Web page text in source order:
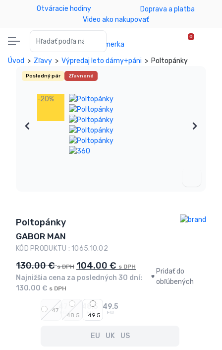
Otváracie hodiny
Doprava a platba
Video ako nakupovať
Vyhľadať:
0
Úvod > Zľavy > Výpredaj leto dámy+páni > Poltopánky
-20%
Posledný pár Zľavnené
Poltopánky
GABOR MAN
KÓD PRODUKTU : 1065.10.02
130.00€s DPH Original
price
130.00 €.
DPH
104.00 € s DPH
price
Najnižšia cena za posledných 30 dní:
130.00 € s DPH
Pridať do
obľúbených
47
48.5
48.5
EU
49.5
49.5
EU
EU UK US